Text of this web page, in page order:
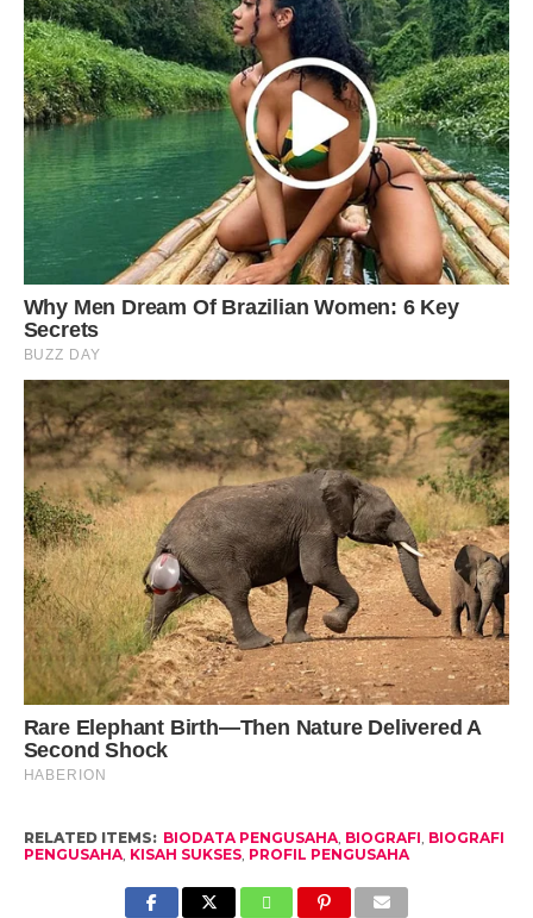
RELATED ITEMS: BIODATA PENGUSAHA, BIOGRAFI BIOGRAFI
PENGUSAHA, KISAH SUKSES, PROFIL PENGUSAHA